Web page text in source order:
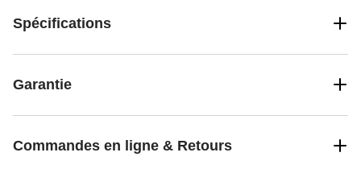
Spécifications
Garantie
Commandes en ligne & Retours